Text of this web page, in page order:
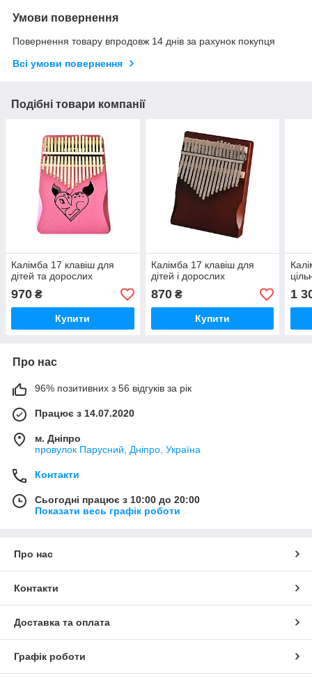
Умови повернення
Повернення товару впродовж 14 днів за рахунок покупця
Всі умови повернення
Подібні товари компанії
Калімба 17 клавіш для
дітей та дорослих
970 ₴
Купити
Калімба 17 клавіш для
дітей і дорослих
870₴
Купити
1
Про нас
96% позитивних з 56 відгуків за рік
Працює з 14.07.2020
м. Дніпро
провулок Парусний, Дніпро, Україна
Контакти
Сьогодні працює з 10:00 до 20:00
Показати весь графік роботи
Про нас
Контакти
Доставка та оплата
Графік роботи